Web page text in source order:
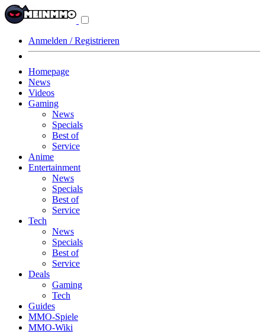
Anmelden / Registrieren
Homepage
News
Videos
Gaming
News
Specials
Best of
Service
Anime
Entertainment
News
Specials
Best of
Service
Tech
News
Specials
Best of
Service
Deals
Gaming
Tech
Guides
MMO-Spiele
MMO-Wiki